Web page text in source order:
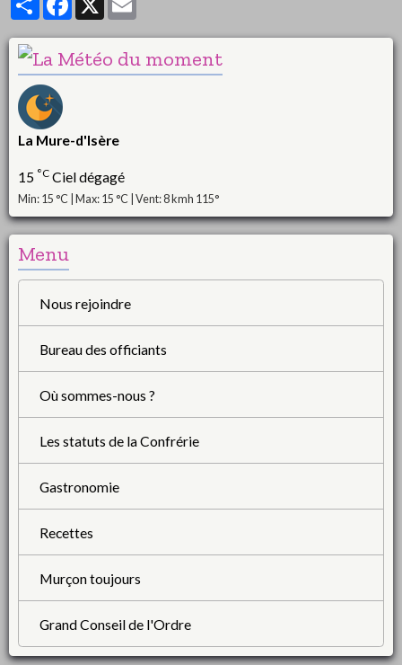
La Mure-d'Isère
15 °C Ciel dégagé
Min: 15 °C | Max: 15 °C | Vent: 8 kmh 115°
Menu
Nous rejoindre
Bureau des officiants
Où sommes-nous ?
Les statuts de la Confrérie
Gastronomie
Recettes
Murçon toujours
Grand Conseil de l'Ordre